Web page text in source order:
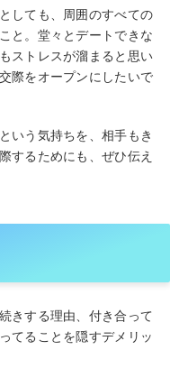
しても、周囲のすべての
と。堂々とデートできな
ストレスが溜まると思い
際をオープンにしたいで
いう気持ちを、相手もき
するためにも、ぜひ伝え
きする理由、付き合って
てることを隠すデメリッ